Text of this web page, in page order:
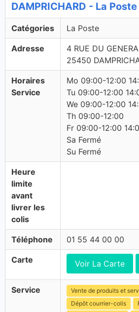
DAMPRICHARD - La
Catégories La Poste
Adresse
4 RUE DU
25450
Horaires
Service
Mo 09:00-12:00
Tu 09:00-12:00
We 09:00-12:00
Th 09:00-12:00
Fr 09:00-12:00
Sa Fermé
Su Fermé
Heure
limite
avant
livrer les
colis
Téléphone 01 55 44 00 00
Carte Voir La Carte
Service
Vente de produits et
Dépôt courrier-colis